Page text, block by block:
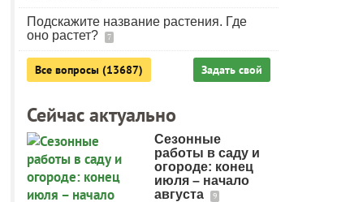
Подскажите название растения. Где
оно растет?
7
Все вопросы (13687) Задать свой
Сейчас актуально
Сезонные
работы в саду и
огороде: конец
июля – начало
августа
9